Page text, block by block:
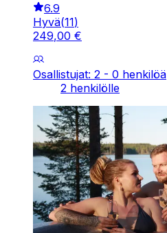
6.9
Hyvä(11)
249,00 €
Osallistujat: 2 - 0 henkilöä
2 henkilölle